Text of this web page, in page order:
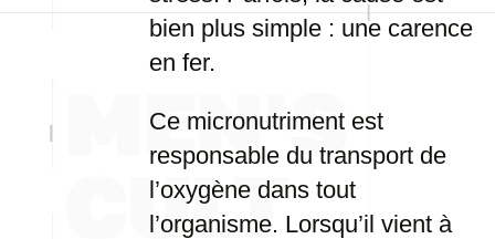
bien plus simple : une carence
en fer.
Ce micronutriment est
responsable du transport de
l’oxygène dans tout
l’organisme. Lorsqu’il vient à